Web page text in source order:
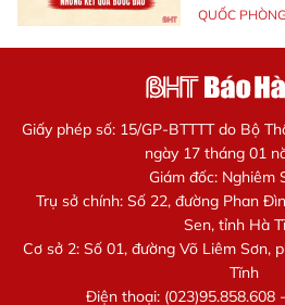
QUỐC
Giấy phép số: 15/GP-BTTTT do Bộ
ngày 17 tháng 01
Giám đốc: Nghiêm
Trụ sở chính: Số 22, đường Phan
Sen, tỉnh Hà
Cơ sở 2: Số 01, đường Võ Liêm Sơn,
Tĩnh
Điện thoại: (023)95.858.608